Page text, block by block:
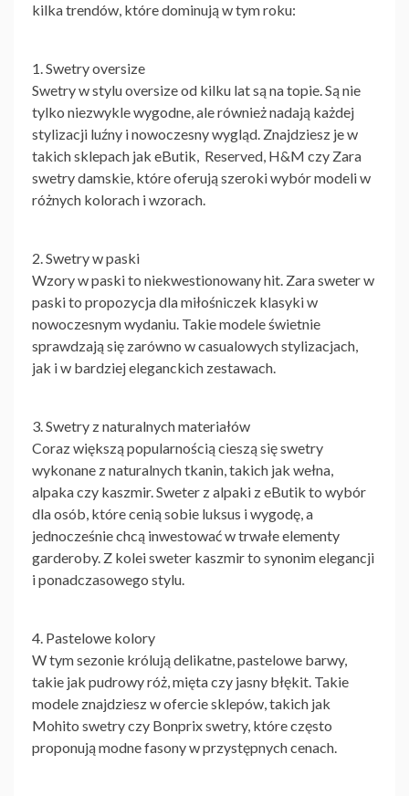
kilka trendów, które dominują w tym roku:
1. Swetry oversize
Swetry w stylu oversize od kilku lat są na topie. Są nie
tylko niezwykle wygodne, ale również nadają każdej
stylizacji luźny i nowoczesny wygląd. Znajdziesz je w
takich sklepach jak eButik, Reserved, H&M czy Zara
swetry damskie, które oferują szeroki wybór modeli w
różnych kolorach i wzorach.
2. Swetry w paski
Wzory w paski to niekwestionowany hit. Zara sweter w
paski to propozycja dla miłośniczek klasyki w
nowoczesnym wydaniu. Takie modele świetnie
sprawdzają się zarówno w casualowych stylizacjach,
jak i w bardziej eleganckich zestawach.
3. Swetry z naturalnych materiałów
Coraz większą popularnością cieszą się swetry
wykonane z naturalnych tkanin, takich jak wełna,
alpaka czy kaszmir. Sweter z alpaki z eButik to wybór
dla osób, które cenią sobie luksus i wygodę, a
jednocześnie chcą inwestować w trwałe elementy
garderoby. Z kolei sweter kaszmir to synonim elegancji
i ponadczasowego stylu.
4. Pastelowe kolory
W tym sezonie królują delikatne, pastelowe barwy,
takie jak pudrowy róż, mięta czy jasny błękit. Takie
modele znajdziesz w ofercie sklepów, takich jak
Mohito swetry czy Bonprix swetry, które często
proponują modne fasony w przystępnych cenach.